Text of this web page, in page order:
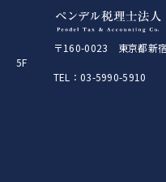
〒160-0023 東京都新宿区
5F
TEL：03-5990-5910